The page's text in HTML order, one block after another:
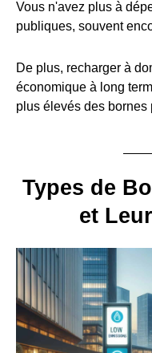
Vous n'avez plus à
publiques, souvent
De plus, recharger à
économique à long
plus élevés des bornes
Types de
et